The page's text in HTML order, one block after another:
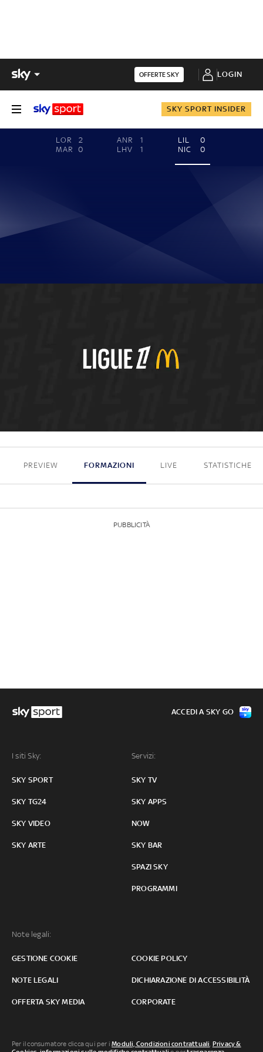
OFFERTE SKY LOGIN
SKY SPORT INSIDER
LOR
2
MAR
0
ANR
1
LHV
1
LIL
0
NIC
0
0 - 0
PREVIEW FORMAZIONI LIVE STATISTICHE
PUBBLICITÀ
I siti Sky:
SKY SPORT
SKY TG24
SKY VIDEO
SKY ARTE
Servizi:
SKY TV
SKY APPS
NOW
SKY BAR
SPAZI SKY
PROGRAMMI
Note legali:
GESTIONE COOKIE COOKIE POLICY
NOTE LEGALI DICHIARAZIONE DI ACCESSIBILITÀ
OFFERTA SKY MEDIA CORPORATE
ACCEDI A SKY GO
Per il consumatore clicca qui per iModuli, Condizioni contrattuali Privacy &